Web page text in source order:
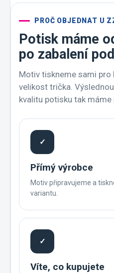
PROČ OBJEDNAT U
Potisk máme
po zabalení
Motiv tiskneme sami pro
velikost trička.
kvalitu potisku tak
✓
Přímý výrobce
Motiv připravujeme a
variantu.
✓
Víte, co kupujete